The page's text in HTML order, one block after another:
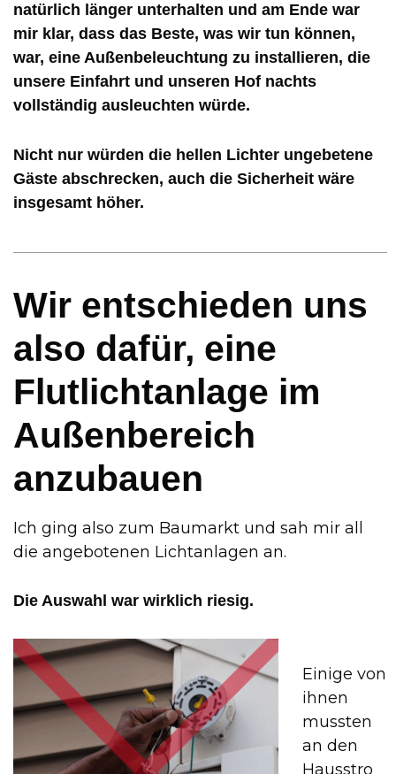
natürlich länger unterhalten und am Ende war
mir klar, dass das Beste, was wir tun können,
war, eine Außenbeleuchtung zu installieren, die
unsere Einfahrt und unseren Hof nachts
vollständig ausleuchten würde.
Nicht nur würden die hellen Lichter ungebetene
Gäste abschrecken, auch die Sicherheit wäre
insgesamt höher.
Wir entschieden uns
also dafür, eine
Flutlichtanlage im
Außenbereich
anzubauen
Ich ging also zum Baumarkt und sah mir all
die angebotenen Lichtanlagen an.
Die Auswahl war wirklich riesig.
Einige von
ihnen
mussten
an den
Hausstro